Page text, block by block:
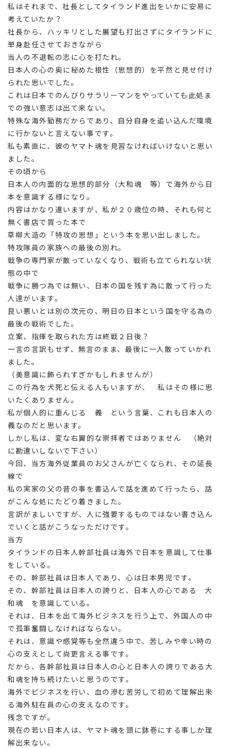
私はそれまで、社長としてタイランド進出をいかに安易に
考えていたか？
社長から、ハッキリとした展望も打出さずにタイランドに
単身赴任させておきながら
当人の不退転の志に心を打たれ。
日本人の心の奥に秘めた根性（思想的）を平然と見せ付け
られた思いでした。
これは日本でのんびりサラリーマンをやっていても此処ま
での強い意志は出て来ない。
特殊な海外勤務だからであり、自分自身を追い込んだ環境
に行かないと言えない事です。
私も素直に、彼のヤマト魂を見習なければいけないと思い
ました。
その頃から
日本人の内面的な思想的部分（大和魂 等）で海外から日
本を意識する様になり。
内容はかなり違いますが、私が２０歳位の時、それも何と
無く書店で買った本で
草柳大造の「特攻の思想」という本を思い出しました。
特攻隊員の家族への最後の別れ。
戦争の専門家が散っていなくなり、戦術も立てられない状
態の中で
戦争に勝つ為では無い、日本の国を残す為に散って行った
人達がいます。
良い悪いとは別の次元の、明日の日本という国を守る為の
最後の戦術でした。
立案、指揮を取られた方は終戦２日後？
一言の言訳もせず、無言のまま、最後に一人散っていかれ
ました。
（美意識に飾られすぎかもしれませんが）
この行為を犬死と伝える人もいますが、 私はその様に思
いたくありません。
私が個人的に重んじる 義 という言葉、これも日本人の
義なのだと思います。
しかし私は、変な右翼的な崇拝者ではありません （絶対
に勘違いしないで下さい）
今回、当方海外従業員のお父さんが亡くなられ、その延長
線で
私の実家の父の昔の事を書込んで話を進めて行ったら、話
がこんな処にたどり着きました。
言訳がましいですが、人に強要するものではない書き込ん
でいくと話がこうなっただけです。
当方
タイランドの日本人幹部社員は海外で日本を意識して仕事
をしている。
その、幹部社員は日本人であり、心は日本男児です。
その、幹部社員は日本人の誇りと、日本人の心である 大
和魂 を意識している。
それは、日本を出て海外ビジネスを行う上で、外国人の中
で孤軍奮闘しなければならない。
それは、意識や感覚等も全然違う中で、苦しみや辛い時の
心の支えとして尚更言える事です。
だから、各幹部社員は日本人の心と日本人の誇りである大
和魂を持ち続けたいと思うのです。
海外でビジネスを行い、血の滲む苦労して初めて理解出来
る海外駐在員の心の支えなのです。
残念ですが。
現在の若い日本人は、ヤマト魂を頭に鉢巻にする事しか理
解出来ない。